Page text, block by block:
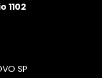
1102
SP